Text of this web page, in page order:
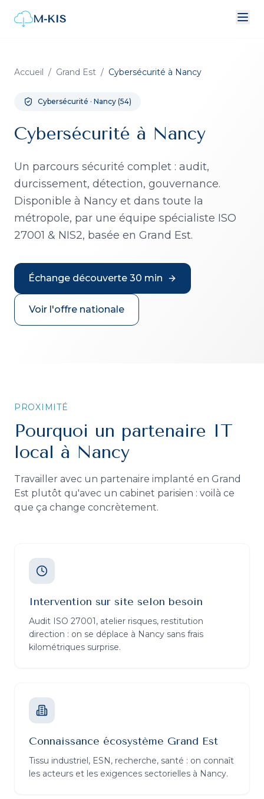
M-KIS
Accueil / Grand Est / Cybersécurité à Nancy
Cybersécurité · Nancy (54)
Cybersécurité à Nancy
Un parcours sécurité complet : audit,
durcissement, détection, gouvernance.
Disponible à Nancy et dans toute la
métropole, par une équipe spécialiste ISO
27001 & NIS2, basée en Grand Est.
Échange découverte 30 min
Voir l'offre nationale
PROXIMITÉ
Pourquoi un partenaire IT
local à Nancy
Travailler avec un partenaire implanté en Grand
Est plutôt qu'avec un cabinet parisien : voilà ce
que ça change concrètement.
Intervention sur site selon besoin
Audit ISO 27001, atelier risques, restitution
direction : on se déplace à Nancy sans frais
kilométriques surprise.
Connaissance écosystème Grand Est
Tissu industriel, ESN, recherche, santé : on connaît
les acteurs et les exigences sectorielles à Nancy.